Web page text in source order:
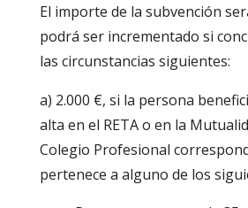
El importe de la subvención
podrá ser incrementado si
las circunstancias siguientes:
a) 2.000 €, si la persona
alta en el RETA o en la
Colegio Profesional
pertenece a alguno de los